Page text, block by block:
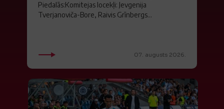
Piedalās:Komitejas locekļi: Jevgenija
Tverjanoviča-Bore, Raivis Grīnbergs...
07. augusts 2026.